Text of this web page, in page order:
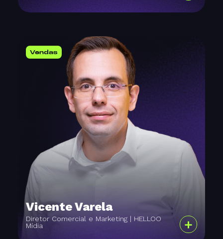
Vicente Varela
Diretor Comercial e Marketing | HELLOO
Mídia
+
Vendas